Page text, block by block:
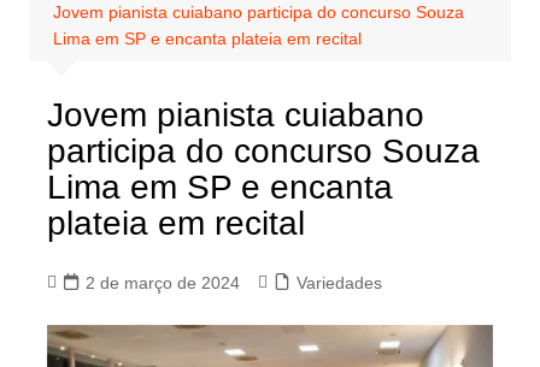
Jovem pianista cuiabano participa do concurso Souza
Lima em SP e encanta plateia em recital
Jovem pianista cuiabano
participa do concurso Souza
Lima em SP e encanta
plateia em recital
2 de março de 2024 Variedades